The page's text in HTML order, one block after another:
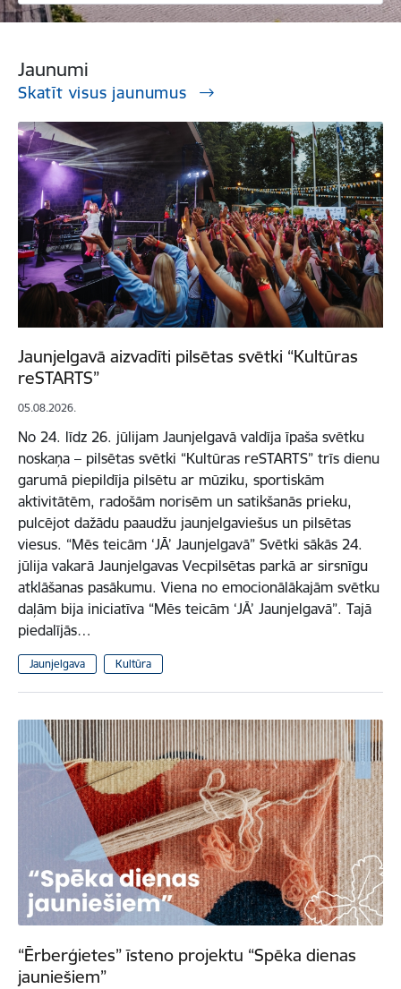
Jaunumi
Skatīt visus jaunumus
Jaunjelgavā aizvadīti pilsētas svētki “Kultūras
reSTARTS”
05.08.2026.
No 24. līdz 26. jūlijam Jaunjelgavā valdīja īpaša svētku
noskaņa – pilsētas svētki “Kultūras reSTARTS” trīs dienu
garumā piepildīja pilsētu ar mūziku, sportiskām
aktivitātēm, radošām norisēm un satikšanās prieku,
pulcējot dažādu paaudžu jaunjelgaviešus un pilsētas
viesus. “Mēs teicām ‘JĀ’ Jaunjelgavā” Svētki sākās 24.
jūlija vakarā Jaunjelgavas Vecpilsētas parkā ar sirsnīgu
atklāšanas pasākumu. Viena no emocionālākajām svētku
daļām bija iniciatīva “Mēs teicām ‘JĀ’ Jaunjelgavā”. Tajā
piedalījās…
Jaunjelgava Kultūra
“Ērberģietes” īsteno projektu “Spēka dienas
jauniešiem”